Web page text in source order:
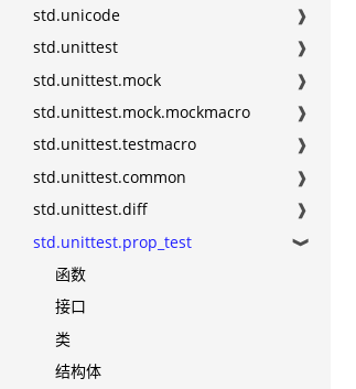
std.unicode
❱
std.unittest
❱
std.unittest.mock
❱
std.unittest.mock.mockmacro
❱
std.unittest.testmacro
❱
std.unittest.common
❱
std.unittest.diff
❱
std.unittest.prop_test
❱
函数
接口
类
结构体